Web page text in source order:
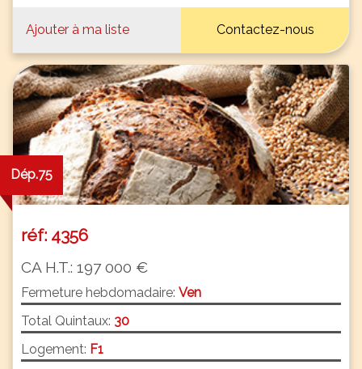
Ajouter à ma liste Contactez-nous
Dép.75
réf: 4356
CA H.T.: 197 000 €
Fermeture hebdomadaire: Ven
Total Quintaux: 30
Logement: F1